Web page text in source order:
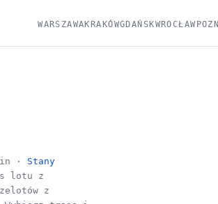
WARSZAWAKRAKÓWGDAŃSKWROCŁAW
· Stany
lotu z
z